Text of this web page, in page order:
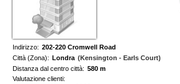
Indirizzo: 202-220 Cromwell Road
Città (Zona): Londra (Kensington - Earls Court)
Distanza dal centro città: 580 m
Valutazione clienti: